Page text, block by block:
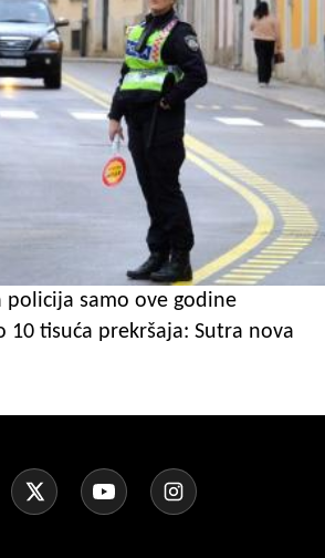
policija samo ove godine
10 tisuća prekršaja: Sutra nova